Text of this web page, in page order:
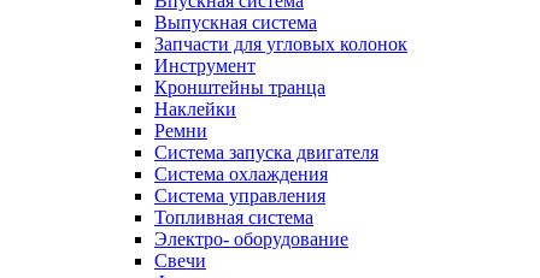
Выпускная система
Запчасти для угловых колонок
Инструмент
Кронштейны транца
Наклейки
Ремни
Система запуска двигателя
Система охлаждения
Система управления
Топливная система
Электро- оборудование
Свечи